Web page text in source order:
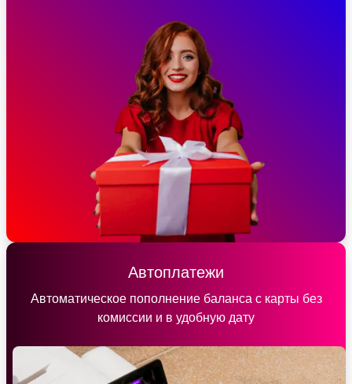
Автоплатежи
Автоматическое пополнение баланса с карты без
комиссии и в удобную дату